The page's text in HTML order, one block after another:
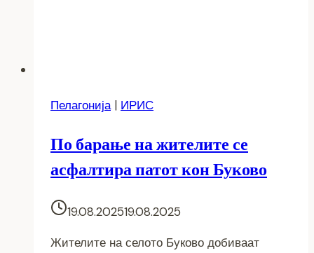
Пелагонија| ИРИС
По барање на жителите се
асфалтира патот кон Буково
19.08.202519.08.2025
Жителите на селото Буково добиваат